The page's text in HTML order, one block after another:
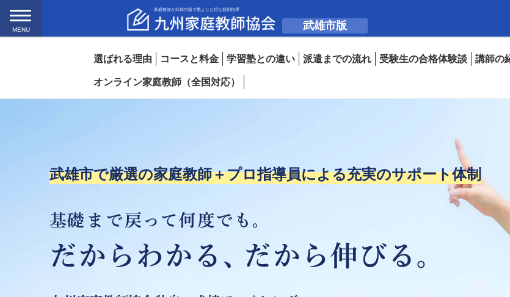
MENU
家庭教師が武雄市版で塾よりお得な個別指導
武雄市版
選ばれる理由 コースと料金 学習塾との違い 派遣までの流れ 受験生の合格体験談 講師の
オンライン家庭教師（全国対応）
武雄市で厳選の家庭教師＋プロ指導員による充実のサポート体制